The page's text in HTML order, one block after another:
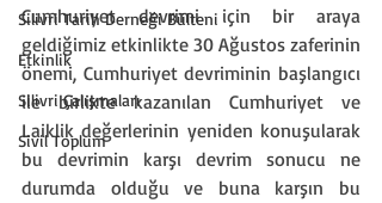
Silivri Tarih Derneği Bülteni
Etkinlik
Silivri Çalışmaları
Sivil Toplum
Cumhuriyet devrimi için bir araya
geldiğimiz etkinlikte 30 Ağustos zaferinin
önemi, Cumhuriyet devriminin başlangıcı
ile birlikte kazanılan Cumhuriyet ve
Laiklik değerlerinin yeniden konuşularak
bu devrimin karşı devrim sonucu ne
durumda olduğu ve buna karşın bu